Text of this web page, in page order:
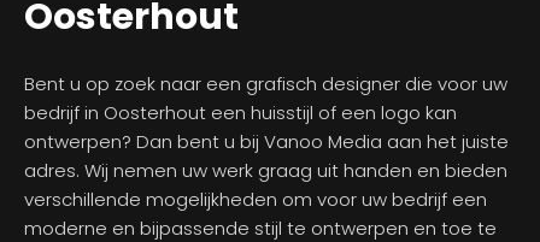
Oosterhout
Bent u op zoek naar een grafisch designer die voor uw
bedrijf in Oosterhout een huisstijl of een logo kan
ontwerpen? Dan bent u bij Vanoo Media aan het juiste
adres. Wij nemen uw werk graag uit handen en bieden
verschillende mogelijkheden om voor uw bedrijf een
moderne en bijpassende stijl te ontwerpen en toe te